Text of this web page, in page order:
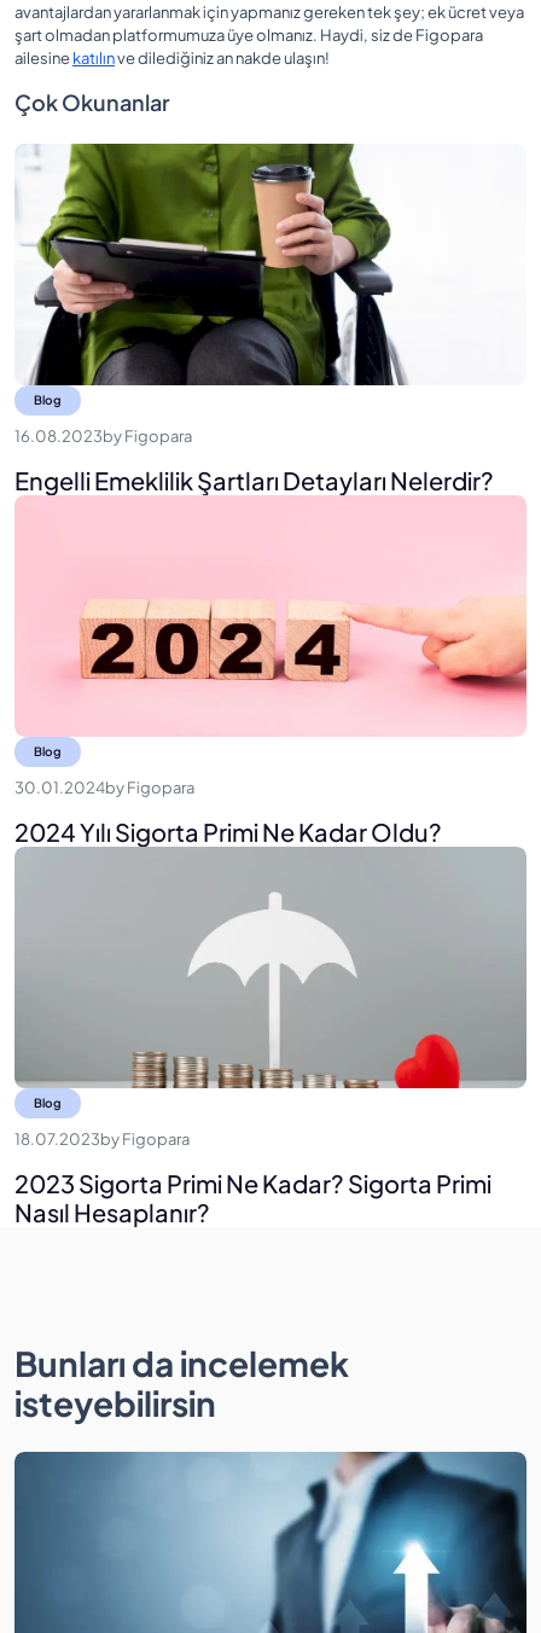
avantajlardan yararlanmak için yapmanız gereken tek şey; ek ücret veya
şart olmadan platformumuza üye olmanız. Haydi, siz de Figopara
ailesinekatılınve dilediğiniz an nakde ulaşın!
Çok Okunanlar
Blog
16.08.2023byFigopara
Engelli Emeklilik Şartları Detayları Nelerdir?
Blog
30.01.2024byFigopara
2024 Yılı Sigorta Primi Ne Kadar Oldu?
Blog
18.07.2023byFigopara
2023 Sigorta Primi Ne Kadar? Sigorta Primi
Nasıl Hesaplanır?
Bunları da incelemek
isteyebilirsin